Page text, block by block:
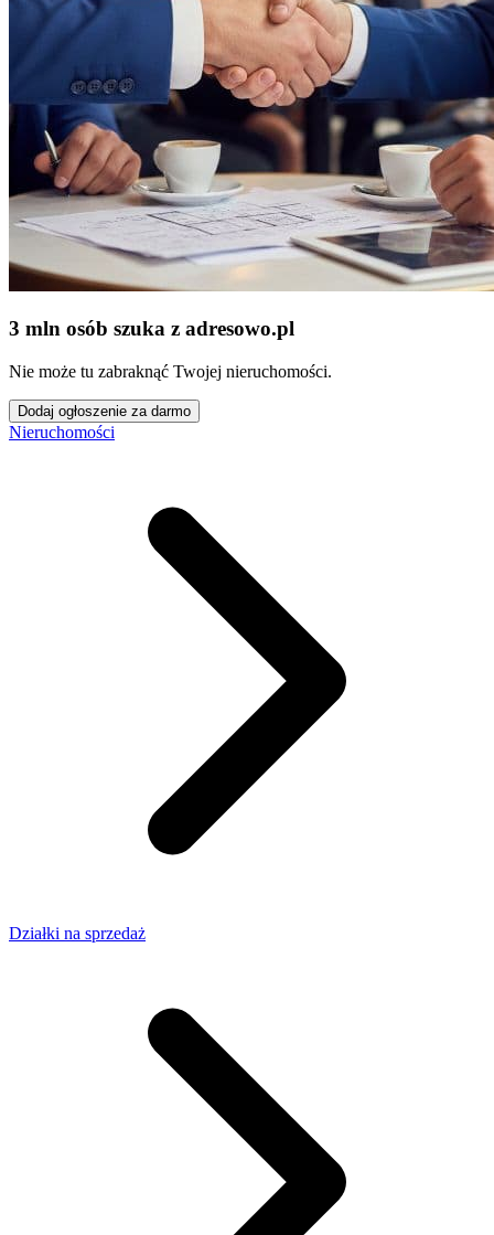
3 mln osób szuka z adresowo.pl
Nie może tu zabraknąć Twojej nieruchomości.
Dodaj ogłoszenie za darmo
Nieruchomości
Działki na sprzedaż